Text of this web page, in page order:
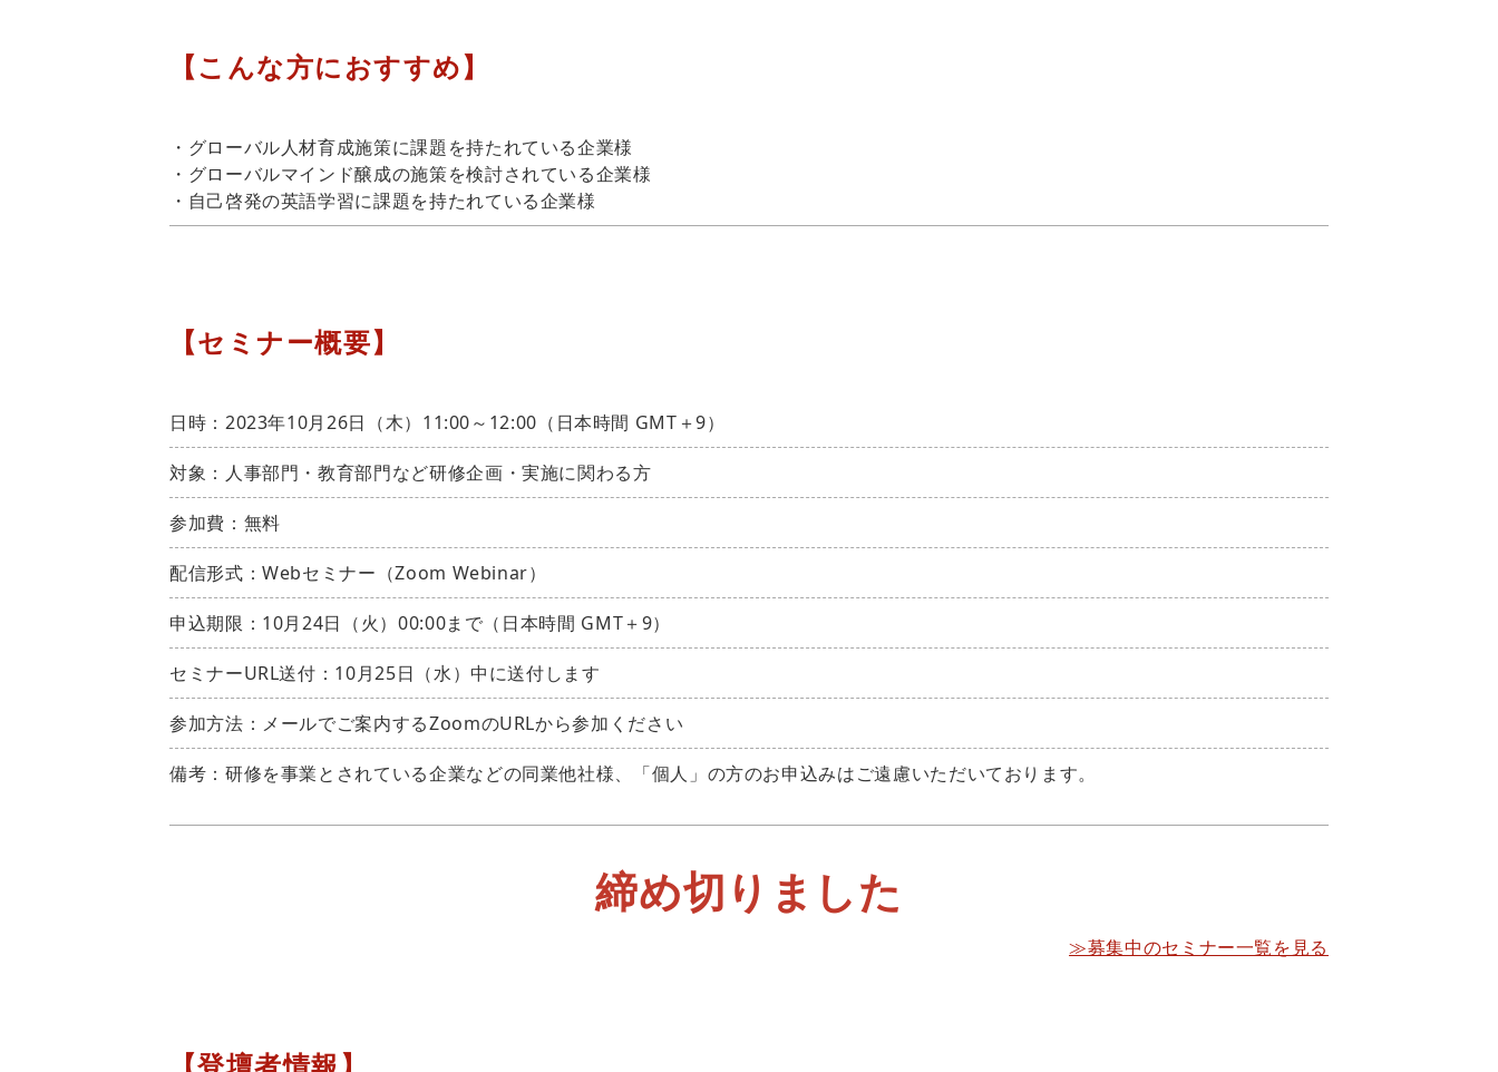
【こんな方におすすめ】
・グローバル人材育成施策に課題を持たれている企業様
・グローバルマインド醸成の施策を検討されている企業様
・自己啓発の英語学習に課題を持たれている企業様
【セミナー概要】
日時：2023年10月26日（木）11:00～12:00（日本時間 GMT＋9）
対象：人事部門・教育部門など研修企画・実施に関わる方
参加費：無料
配信形式：Webセミナー（Zoom Webinar）
申込期限：10月24日（火）00:00まで（日本時間 GMT＋9）
セミナーURL送付：10月25日（水）中に送付します
参加方法：メールでご案内するZoomのURLから参加ください
備考：研修を事業とされている企業などの同業他社様、「個人」の方のお申込みはご遠慮いただいております。
締め切りました
≫募集中のセミナー一覧を見る
【登壇者情報】